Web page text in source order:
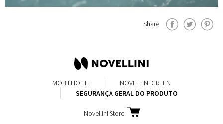
Share
MOBILI IOTTI
NOVELLINI GREEN
SEGURANÇA GERAL DO PRODUTO
Novellini Store